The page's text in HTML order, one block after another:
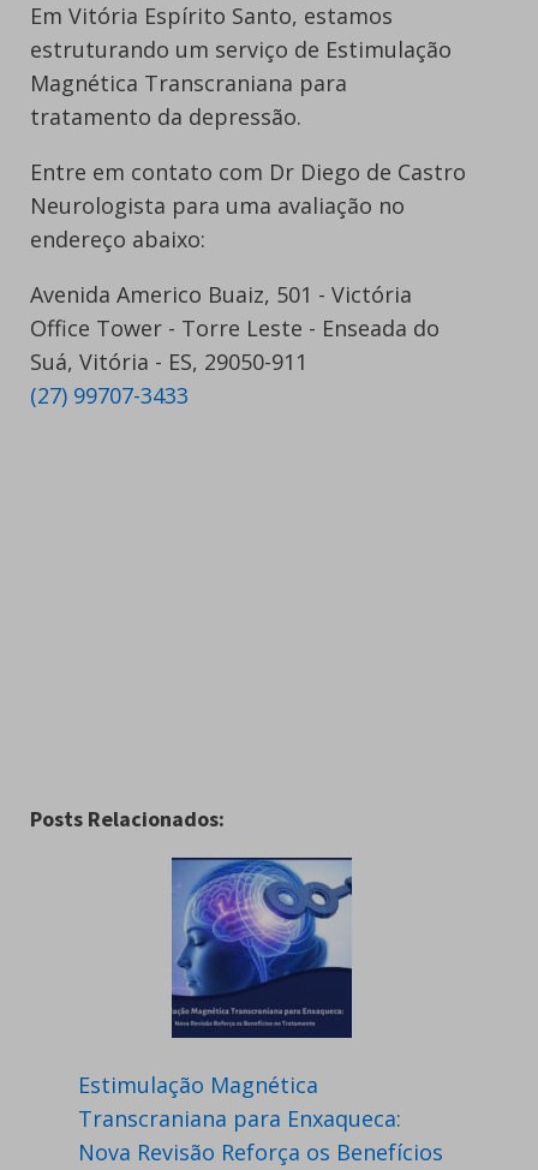
Em Vitória Espírito Santo, estamos
estruturando um serviço de Estimulação
Magnética Transcraniana para
tratamento da depressão.
Entre em contato com Dr Diego de Castro
Neurologista para uma avaliação no
endereço abaixo:
Avenida Americo Buaiz, 501 - Victória
Office Tower - Torre Leste - Enseada do
Suá, Vitória - ES, 29050-911
(27) 99707-3433
Posts Relacionados:
Estimulação Magnética
Transcraniana para Enxaqueca:
Nova Revisão Reforça os Benefícios